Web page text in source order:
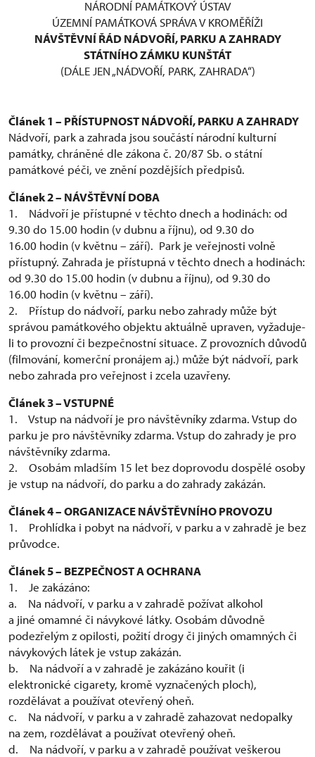
NÁRODNÍ PAMÁTKOVÝ ÚSTAV
ÚZEMNÍ PAMÁTKOVÁ SPRÁVA V KROMĚŘÍŽI
NÁVŠTĚVNÍ ŘÁD NÁDVOŘÍ, PARKU A ZAHRADY
STÁTNÍHO ZÁMKU KUNŠTÁT
(DÁLE JEN „NÁDVOŘÍ, PARK, ZAHRADA“)
Článek 1 – PŘÍSTUPNOST NÁDVOŘÍ, PARKU A ZAHRADY
Nádvoří, park a zahrada jsou součástí národní kulturní
památky, chráněné dle zákona č. 20/87 Sb. o státní
památkové péči, ve znění pozdějších předpisů.
Článek 2 – NÁVŠTĚVNÍ DOBA
1. Nádvoří je přístupné v těchto dnech a hodinách: od
9.30 do 15.00 hodin (v dubnu a říjnu), od 9.30 do
16.00 hodin (v květnu – září). Park je veřejnosti volně
přístupný. Zahrada je přístupná v těchto dnech a hodinách:
od 9.30 do 15.00 hodin (v dubnu a říjnu), od 9.30 do
16.00 hodin (v květnu – září).
2. Přístup do nádvoří, parku nebo zahrady může být
správou památkového objektu aktuálně upraven, vyžaduje-
li to provozní či bezpečnostní situace. Z provozních důvodů
(filmování, komerční pronájem aj.) může být nádvoří, park
nebo zahrada pro veřejnost i zcela uzavřeny.
Článek 3 – VSTUPNÉ
1. Vstup na nádvoří je pro návštěvníky zdarma. Vstup do
parku je pro návštěvníky zdarma. Vstup do zahrady je pro
návštěvníky zdarma.
2. Osobám mladším 15 let bez doprovodu dospělé osoby
je vstup na nádvoří, do parku a do zahrady zakázán.
Článek 4 – ORGANIZACE NÁVŠTĚVNÍHO PROVOZU
1. Prohlídka i pobyt na nádvoří, v parku a v zahradě je bez
průvodce.
Článek 5 – BEZPEČNOST A OCHRANA
1. Je zakázáno:
a. Na nádvoří, v parku a v zahradě požívat alkohol
a jiné omamné či návykové látky. Osobám důvodně
podezřelým z opilosti, požití drogy či jiných omamných či
návykových látek je vstup zakázán.
b. Na nádvoří a v zahradě je zakázáno kouřit (i
elektronické cigarety, kromě vyznačených ploch),
rozdělávat a používat otevřený oheň.
c. Na nádvoří, v parku a v zahradě zahazovat nedopalky
na zem, rozdělávat a používat otevřený oheň.
d. Na nádvoří, v parku a v zahradě používat veškerou